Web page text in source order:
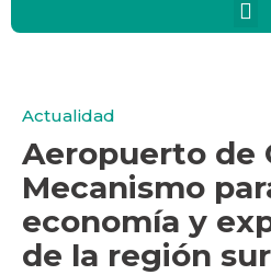
Actualidad
Aeropuerto de
Mecanismo
economía y
de la región sur